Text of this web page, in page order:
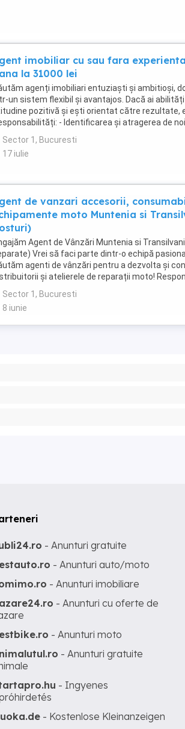
imobiliar cu sau fara
la 31000 lei
agenți imobiliari entuziaști și ambitioși,
un sistem flexibil și avantajos. Dacă ai
pozitivă și ești orientat către rezultate,
- Identificarea și atragerea de
Sector 1, Bucuresti
17 iulie
de vanzari accesorii,
moto Muntenia si
Agent de Vânzări Muntenia si
Vrei să faci parte dintr-o echipă
agenti de vânzări pentru a dezvolta și
și atelierele de reparații moto!
și vânzarea ...
Sector 1, Bucuresti
8 iunie
- Anunturi gratuite
- Anunturi auto/moto
- Anunturi imobiliare
- Anunturi cu oferte de
- Anunturi moto
- Anunturi gratuite
- Ingyenes
- Kostenlose Kleinanzeigen